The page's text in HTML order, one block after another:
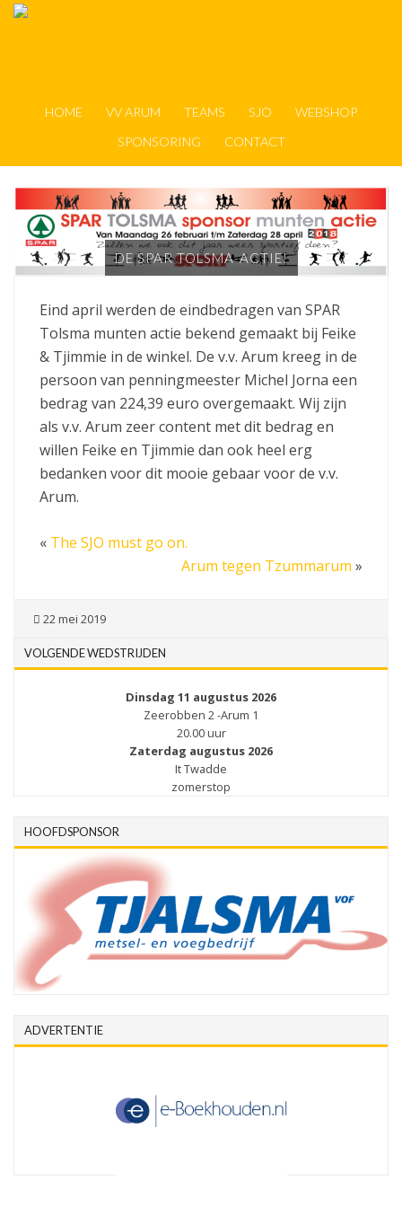
HOME VV ARUM TEAMS SJO
WEBSHOP
SPONSORING
CONTACT
DE SPAR TOLSMA-ACTIE!
Eind april werden de eindbedragen van SPAR
Tolsma munten actie bekend gemaakt bij Feike
& Tjimmie in de winkel. De v.v. Arum kreeg in de
persoon van penningmeester Michel Jorna een
bedrag van 224,39 euro overgemaakt. Wij zijn
als v.v. Arum zeer content met dit bedrag en
willen Feike en Tjimmie dan ook heel erg
bedanken voor dit mooie gebaar voor de v.v.
Arum.
« The SJO must go on.
Arum tegen Tzummarum »
22 mei 2019
VOLGENDE WEDSTRIJDEN
Dinsdag 11 augustus 2026
Zeerobben 2 -Arum 1
20.00 uur
Zaterdag augustus 2026
It Twadde
zomerstop
HOOFDSPONSOR
ADVERTENTIE